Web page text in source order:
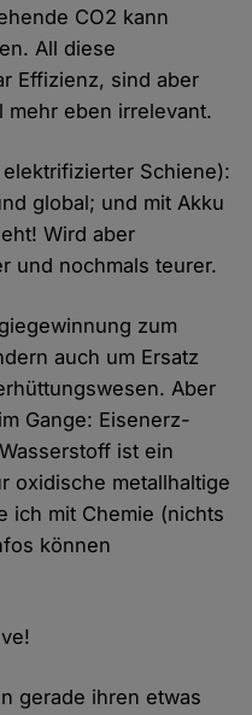
CO2 kann
All diese
Effizienz, sind aber
mehr eben irrelevant.
Schiene):
global; und mit Akku
Wird aber
und nochmals teurer.
zum
auch um Ersatz
Aber
Gange: Eisenerz-
ist ein
oxidische metallhaltige
ich mit Chemie (nichts
können
gerade ihren etwas